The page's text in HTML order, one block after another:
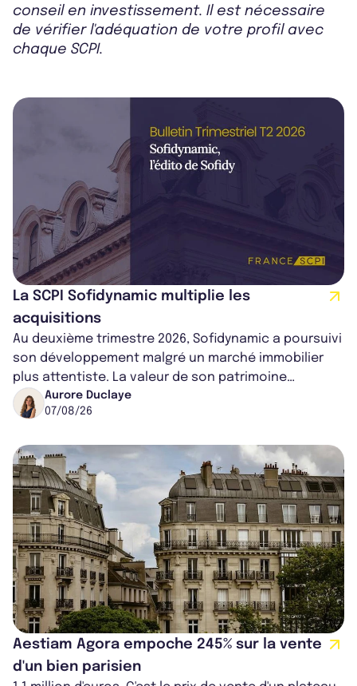
conseil en investissement. Il est nécessaire
de vérifier l'adéquation de votre profil avec
chaque SCPI.
La SCPI Sofidynamic multiplie les
acquisitions
Au deuxième trimestre 2026, Sofidynamic a poursuivi
son développement malgré un marché immobilier
plus attentiste. La valeur de son patrimoine
progresse de 3,8% à périmètre constan...
Aurore Duclaye
07/08/26
Aestiam Agora empoche 245% sur la vente
d'un bien parisien